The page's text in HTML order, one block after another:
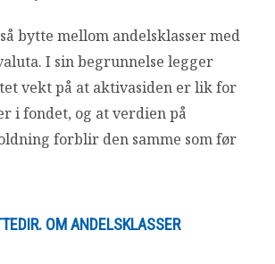
bytte mellom andelsklasser med
I sin begrunnelse legger
vekt på at aktivasiden er lik for
i fondet, og at verdien på
forblir den samme som før
OM ANDELSKLASSER